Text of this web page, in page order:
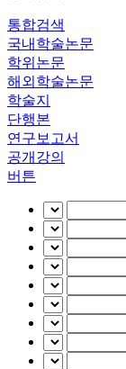
통합검색
국내학술논문
학위논문
해외학술논문
학술지
단행본
연구보고서
공개강의
버튼